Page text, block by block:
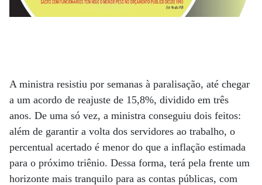
A ministra resistiu por semanas à paralisação, até chegar
a um acordo de reajuste de 15,8%, dividido em três
anos. De uma só vez, a ministra conseguiu dois feitos:
além de garantir a volta dos servidores ao trabalho, o
percentual acertado é menor do que a inflação estimada
para o próximo triênio. Dessa forma, terá pela frente um
horizonte mais tranquilo para as contas públicas, com